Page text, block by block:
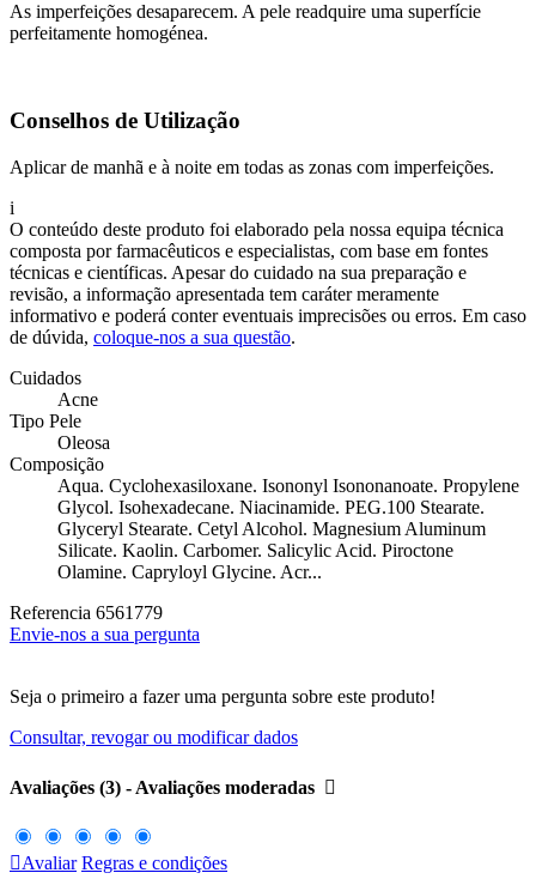
As imperfeições desaparecem. A pele readquire uma superfície
perfeitamente homogénea.
Conselhos de Utilização
Aplicar de manhã e à noite em todas as zonas com imperfeições.
i
O conteúdo deste produto foi elaborado pela nossa equipa técnica
composta por farmacêuticos e especialistas, com base em fontes
técnicas e científicas. Apesar do cuidado na sua preparação e
revisão, a informação apresentada tem caráter meramente
informativo e poderá conter eventuais imprecisões ou erros. Em caso
de dúvida, coloque-nos a sua questão.
Cuidados
Acne
Tipo Pele
Oleosa
Composição
Aqua. Cyclohexasiloxane. Isononyl Isononanoate. Propylene
Glycol. Isohexadecane. Niacinamide. PEG.100 Stearate.
Glyceryl Stearate. Cetyl Alcohol. Magnesium Aluminum
Silicate. Kaolin. Carbomer. Salicylic Acid. Piroctone
Olamine. Capryloyl Glycine. Acr...
Referencia 6561779
Envie-nos a sua pergunta
Seja o primeiro a fazer uma pergunta sobre este produto!
Consultar, revogar ou modificar dados
Avaliações (3) - Avaliações moderadas 
Avaliar Regras e condições